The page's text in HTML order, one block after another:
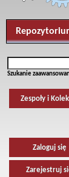
Szukanie
Zespoły i
Zaloguj się
Zarejestruj